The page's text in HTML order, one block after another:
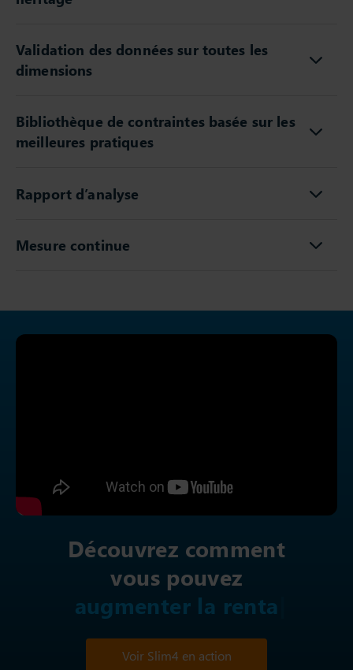
Validation des données sur toutes les
dimensions
Bibliothèque de contraintes basée sur les
meilleures pratiques
Rapport d’analyse
Mesure continue
Découvrez comment
vous pouvez
augmen
Voir Slim4 en action